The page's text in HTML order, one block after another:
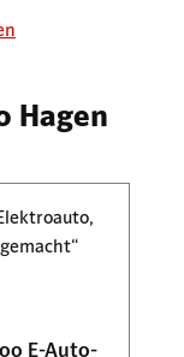
Hagen
E-Auto-